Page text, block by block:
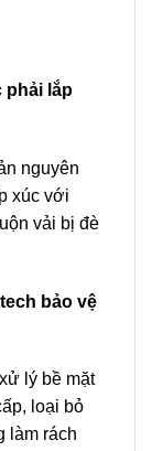
phải lắp
nguyên
xúc với
vải bị đè
bảo vệ
lý bề mặt
loại bỏ
làm rách